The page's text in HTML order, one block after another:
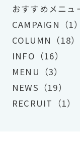
おすすめメニュ
CAMPAIGN（1）
COLUMN（18）
INFO（16）
MENU（3）
NEWS（19）
RECRUIT（1）